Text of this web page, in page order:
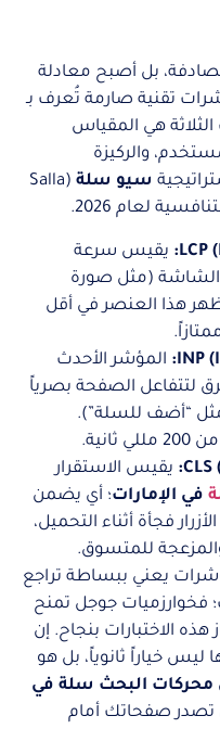
بل أصبح معادلة
تقنية صارمة تُعرف بـ
هي المقياس
والركيزة
سيو سلة
(Salla
LCP
يقيس سرعة
الشاشة (مثل صورة
هذا العنصر في أقل
INP
المؤشر الأحدث
لتتفاعل الصفحة بصرياً
“أضف للسلة”).
يقيس الاستقرار
في الإمارات؛ أي يضمن
فجأة أثناء التحميل،
للمتسوق.
يعني ببساطة تراجع
فخوارزميات جوجل تمنح
هذه الاختبارات بنجاح. إن
ليس خياراً ثانوياً، بل هو
البحث سلة في
تصدر صفحاتك أمام